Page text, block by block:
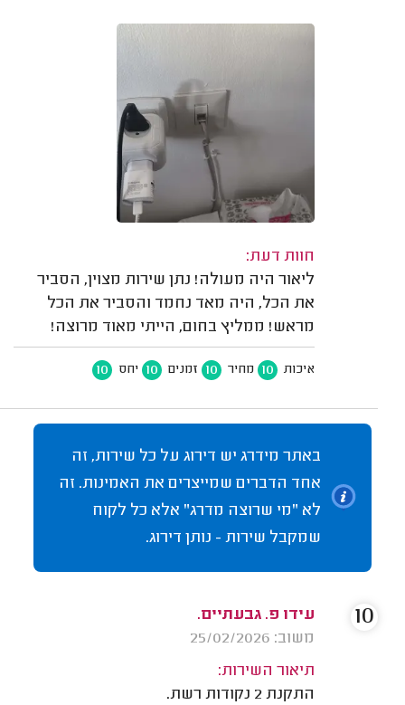
חוות דעת:
ליאור היה מעולה! נתן שירות מצוין, הסביר
את הכל, היה מאד נחמד והסביר את הכל
מראש! ממליץ בחום, הייתי מאוד מרוצה!
איכות 10 מחיר 10 זמנים 10 יחס 10
באתר מידרג יש דירוג על כל שירות, זה
אחד הדברים שמייצרים את האמינות. זה
לא "מי שרוצה מדרג" אלא כל לקוח
שמקבל שירות - נותן דירוג.
עידו פ. גבעתיים.
משוב: 25/02/2026
תיאור השירות:
התקנת 2 נקודות רשת.
10